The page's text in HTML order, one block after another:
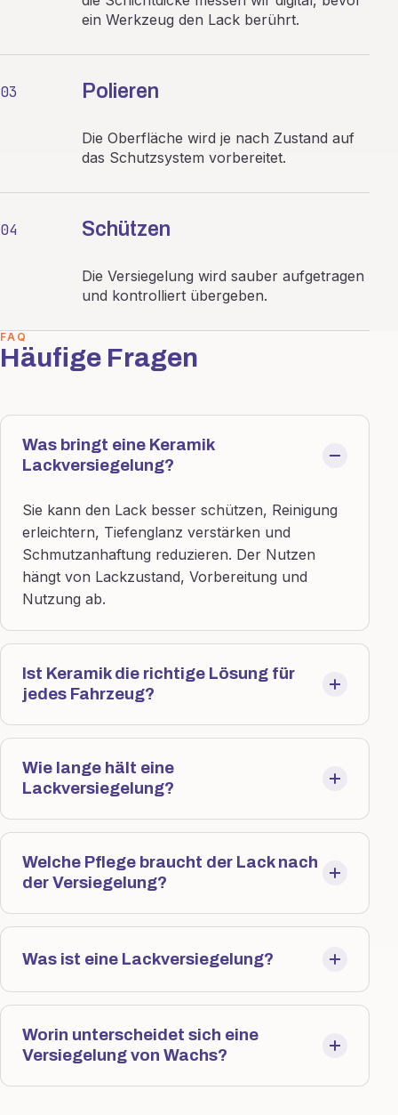
ein Werkzeug den Lack berührt.
03 Polieren
Die Oberfläche wird je nach Zustand auf
das Schutzsystem vorbereitet.
04 Schützen
Die Versiegelung wird sauber aufgetragen
und kontrolliert übergeben.
FAQ
Häufige Fragen
Was bringt eine Keramik
Lackversiegelung?
Sie kann den Lack besser schützen, Reinigung
erleichtern, Tiefenglanz verstärken und
Schmutzanhaftung reduzieren. Der Nutzen
hängt von Lackzustand, Vorbereitung und
Nutzung ab.
Ist Keramik die richtige Lösung für
jedes Fahrzeug?
Wie lange hält eine
Lackversiegelung?
Welche Pflege braucht der Lack nach
der Versiegelung?
Was ist eine Lackversiegelung?
Worin unterscheidet sich eine
Versiegelung von Wachs?